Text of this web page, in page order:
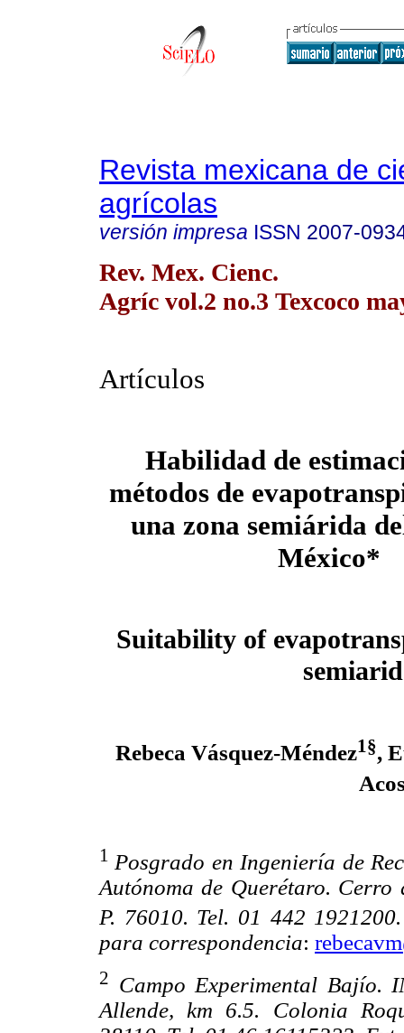
Revista mexicana de
agrícolas
versión impresa ISSN 2007-
Rev. Mex. Cienc.
Agríc vol.2 no.3 Texcoco
Artículos
Habilidad de
métodos de
una zona semiárida
México*
Suitability of
Rebeca Vásquez-Méndez1§,
1 Posgrado en Ingeniería de
Autónoma de Querétaro.
P. 76010. Tel. 01 442
para correspondencia:
2 Campo Experimental Bajío.
Allende, km 6.5. Colonia